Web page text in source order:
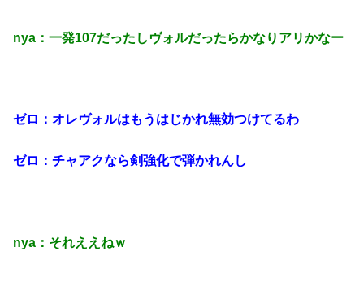
nya：一発107だったしヴォルだったらかなりアリかなー
ゼロ：オレヴォルはもうはじかれ無効つけてるわ
ゼロ：チャアクなら剣強化で弾かれんし
nya：それええねｗ